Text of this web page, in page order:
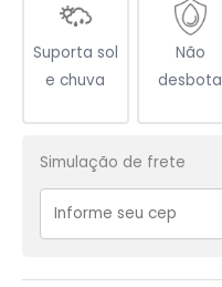
Suporta sol
e chuva
Não
desbota
Simulação de frete